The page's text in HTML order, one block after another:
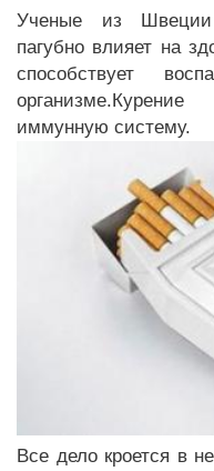
Ученые из Швеции
пагубно влияет на
способствует
иммунную систему.
Все дело кроется в